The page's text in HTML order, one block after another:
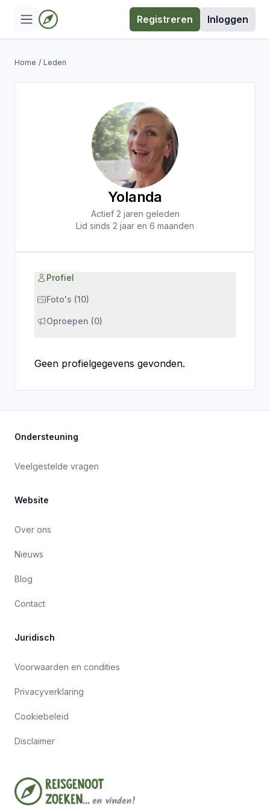
Registreren Inloggen
Home / Leden
Yolanda
Actief 2 jaren geleden
Lid sinds 2 jaar en 6 maanden
Profiel
Foto's (10)
Oproepen (0)
Geen profielgegevens gevonden.
Ondersteuning
Veelgestelde vragen
Website
Over ons
Nieuws
Blog
Contact
Juridisch
Voorwaarden en condities
Privacyverklaring
Cookiebeleid
Disclaimer